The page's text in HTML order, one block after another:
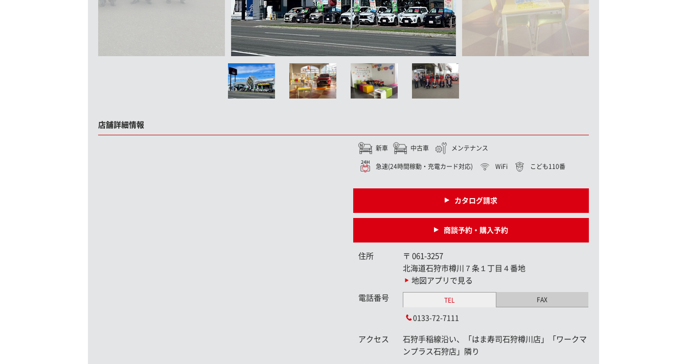
店舗詳細情報
新車 中古車 メンテナンス
急速(24時間稼動・充電カード対応) WiFi こども110番
カタログ請求
商談予約・購入予約
住所 〒061-3257
北海道石狩市樽川７条１丁目４番地
地図アプリで見る
電話番号 TEL FAX
0133-72-7111
アクセス
石狩手稲線沿い、「はま寿司石狩樽川店」「ワークマ
ンプラス石狩店」隣り